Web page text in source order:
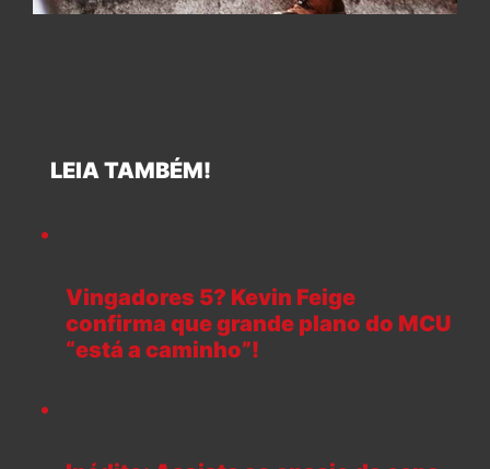
LEIA TAMBÉM!
Vingadores 5? Kevin Feige
confirma que grande plano do MCU
“está a caminho”!